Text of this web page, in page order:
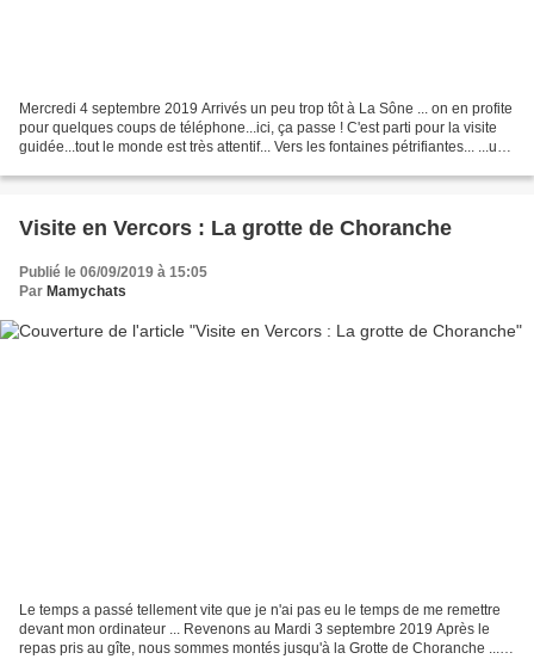
Mercredi 4 septembre 2019 Arrivés un peu trop tôt à La Sône ... on en profite
pour quelques coups de téléphone...ici, ça passe ! C'est parti pour la visite
guidée...tout le monde est très attentif... Vers les fontaines pétrifiantes... ...une
Visite en Vercors : La grotte de Choranche
Publié le 06/09/2019 à 15:05
Par Mamychats
Le temps a passé tellement vite que je n'ai pas eu le temps de me remettre
devant mon ordinateur ... Revenons au Mardi 3 septembre 2019 Après le
repas pris au gîte, nous sommes montés jusqu'à la Grotte de Choranche ...